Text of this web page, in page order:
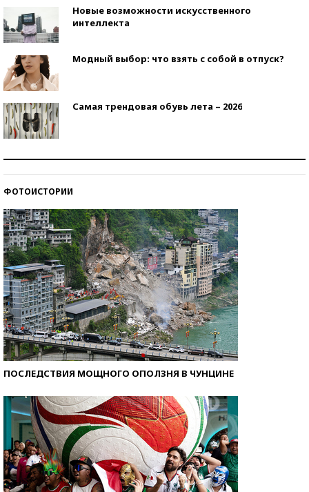
Новые возможности искусственного
интеллекта
Модный выбор: что взять с собой в отпуск?
Самая трендовая обувь лета – 2026
ФОТОИСТОРИИ
ПОСЛЕДСТВИЯ МОЩНОГО ОПОЛЗНЯ В ЧУНЦИНЕ